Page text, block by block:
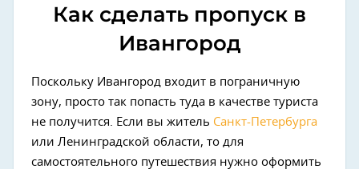
Как сделать пропуск в
Ивангород
Поскольку Ивангород входит в пограничную
зону, просто так попасть туда в качестве туриста
не получится. Если вы житель Санкт-Петербурга
или Ленинградской области, то для
самостоятельного путешествия нужно оформить